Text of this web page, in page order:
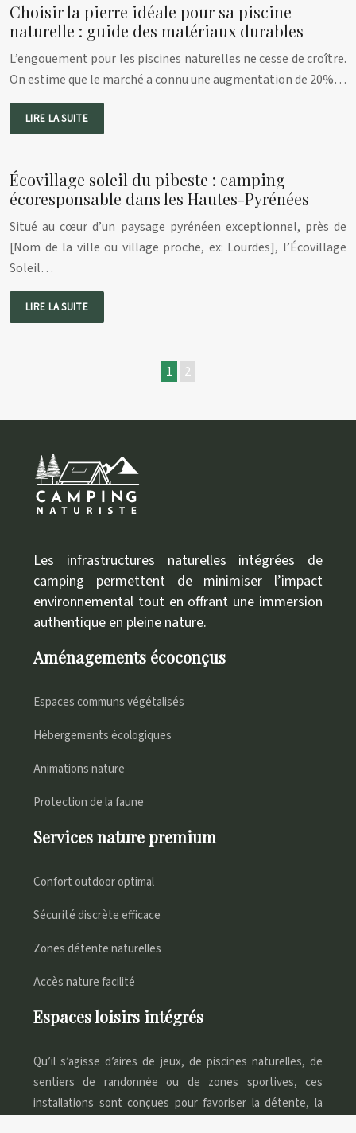
Choisir la pierre idéale pour sa piscine
naturelle : guide des matériaux durables
L’engouement pour les piscines naturelles ne cesse de croître.
On estime que le marché a connu une augmentation de 20%…
LIRE LA SUITE
Écovillage soleil du pibeste : camping
écoresponsable dans les Hautes-Pyrénées
Situé au cœur d’un paysage pyrénéen exceptionnel, près de
[Nom de la ville ou village proche, ex: Lourdes], l’Écovillage
Soleil…
LIRE LA SUITE
1 2
Les infrastructures naturelles intégrées de
camping permettent de minimiser l’impact
environnemental tout en offrant une immersion
authentique en pleine nature.
Aménagements écoconçus
Espaces communs végétalisés
Hébergements écologiques
Animations nature
Protection de la faune
Services nature premium
Confort outdoor optimal
Sécurité discrète efficace
Zones détente naturelles
Accès nature facilité
Espaces loisirs intégrés
Qu’il s’agisse d’aires de jeux, de piscines naturelles, de
sentiers de randonnée ou de zones sportives, ces
installations sont conçues pour favoriser la détente, la